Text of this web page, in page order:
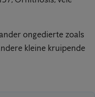
ongedierte zoals
kleine kruipende